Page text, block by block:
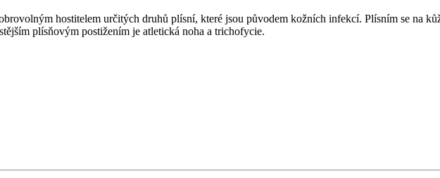
hostitelem určitých druhů plísní, které jsou původem kožních infekcí. Plísním se na
plísňovým postižením je atletická noha a trichofycie.